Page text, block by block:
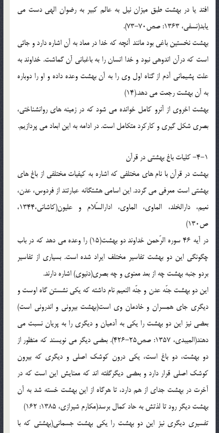
افتد یا در بهشت طبق میزان نیل به عالم کبیر به رضوان الهی دست می
یابد(نسفی، 1363: صص70-73).
بهشت نخستین باغی بود مانند آنچه که خدا در معاد به آن اشاره دارد و جائی
است که درآن اندوهی نبود و خدا انسان را به باغبانی آن گماشت. خداوند به
علت پشیمانی آدم از گناه اول وی را به آن بهشت وعده داده و او را دوباره
به آن بهشت رجعت می دهد.(14)
بهشت اخروی از آنرو کامل خوانده می شود که در زمینه های روانشناختی،
بصری شکل گیری و کارکرد متکامل است. در ادامه به این ابعاد می پردازیم.
4-1- کلیات باغ بهشتی در قرآن
بهشت در قرآن با نام های مختلفی که اشاره به کیفیات مختلفی از باغ های
بهشتی است معرفی می گردد. این اسامی هشتگانه عبارتند از فردوس، عدن،
نعیم، دارالخلد، الماوی، الماوی، ادارالسّلام و علیون(کاشانی،1344،
ص130)
در آیه 46 سوره الرّحمن خداوند دو بهشت(15) را وعده می دهد که در باب
چگونگی این دو بهشت تفاسیر مختلف ایراد شده است. بسیاری از تفاسیر
بردو جنبه بهشت چه از بعد معنوی و چه بصری(دنیوی) اشاره دارند.
این دو بهشت جنّه عدن و جنّه النعیم نام داشته که یکی نشستن گاه اوست و
دیگری جای همسران و خادمان وی است(بهشت بیرونی و اندرونی است)
بعضی نیز این دو بهشت را یکی به آدمیان و دیگری را به پریان نسبت می
دهند(المیبدی، 1357: صص25-426). بعضی دیگر می نویسند که منظور از
دو بهشت، دو باغ است، یکی درون کوشک اصلی و دیگری که بیرون
کوشک اصلی قرار دارد و بعضی دیگرگفته اند که معنایش این است که در
آخرت در بهشت جدای از هم دارد، تا هرگاه از این بهشت خسته شد به آن
بهشت دیگر رود تا لذتش به حاد کمال برسد(مکارم شیرازی، 1385: 162)
تفسیری دیگری نیز این دو بهشت را یکی بهشت جسمانی(بهشتی که با